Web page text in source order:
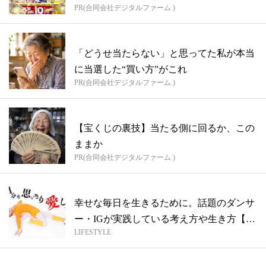
PR(合同会社デジタルファーム )
「どうせ当たらない」と思ってた私が本当
に当選した“買い方”がこれ
PR(合同会社デジタルファーム )
【宝くじの裏技】当たる側に回るか、この
ままか
PR(合同会社デジタルファーム )
幸せな毎日を生きるために。話題のダンサ
ー・IGが実践している考え方や生き方【イ
ン...
LIFESTYLE